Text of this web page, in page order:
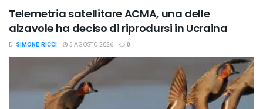
Telemetria satellitare ACMA, una delle
alzavole ha deciso di riprodursi in Ucraina
DI SIMONE RICCI 5 AGOSTO 2026 0